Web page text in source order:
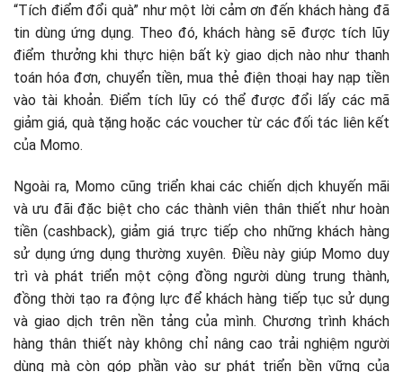
“Tích điểm đổi quà” như một lời cảm ơn đến khách hàng đã
tin dùng ứng dụng. Theo đó, khách hàng sẽ được tích lũy
điểm thưởng khi thực hiện bất kỳ giao dịch nào như thanh
toán hóa đơn, chuyển tiền, mua thẻ điện thoại hay nạp tiền
vào tài khoản. Điểm tích lũy có thể được đổi lấy các mã
giảm giá, quà tặng hoặc các voucher từ các đối tác liên kết
của Momo.
Ngoài ra, Momo cũng triển khai các chiến dịch khuyến mãi
và ưu đãi đặc biệt cho các thành viên thân thiết như hoàn
tiền (cashback), giảm giá trực tiếp cho những khách hàng
sử dụng ứng dụng thường xuyên. Điều này giúp Momo duy
trì và phát triển một cộng đồng người dùng trung thành,
đồng thời tạo ra động lực để khách hàng tiếp tục sử dụng
và giao dịch trên nền tảng của mình. Chương trình khách
hàng thân thiết này không chỉ nâng cao trải nghiệm người
dùng mà còn góp phần vào sự phát triển bền vững của